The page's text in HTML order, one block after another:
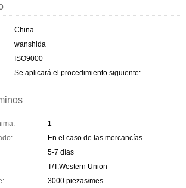
China
wanshida
ISO9000
Se aplicará el procedimiento siguiente:
1
En el caso de las mercancías
5-7 días
T/T;Western Union
3000 piezas/mes